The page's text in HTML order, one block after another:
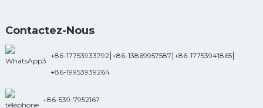
Contactez-Nous
+86-17753933792| +86-13869957587 | +86-17753941865|
+86-19953939264
+86-539-7952167